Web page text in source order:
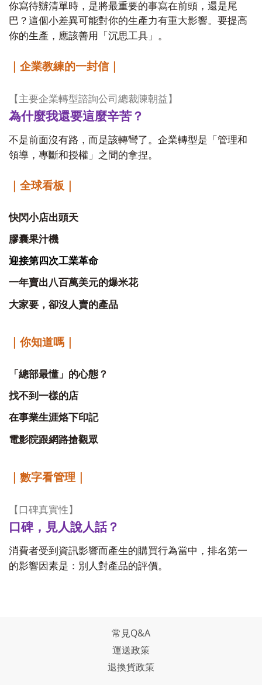
你寫待辦清單時，是將最重要的事寫在前頭，還是尾
巴？這個小差異可能對你的生產力有重大影響。要提高
你的生產，應該善用「沉思工具」。
｜企業教練的一封信｜
【主要企業轉型諮詢公司總裁陳朝益】
為什麼我還要這麼辛苦？
不是前面沒有路，而是該轉彎了。企業轉型是「管理和
領導，專斷和授權」之間的拿捏。
｜全球看板｜
快閃小店出頭天
膠囊果汁機
迎接第四次工業革命
一年賣出八百萬美元的爆米花
大家要，卻沒人賣的產品
｜你知道嗎｜
「總部最懂」的心態？
找不到一樣的店
在事業生涯烙下印記
電影院跟網路搶觀眾
｜數字看管理｜
【口碑真實性】
口碑，見人說人話？
消費者受到資訊影響而產生的購買行為當中，排名第一
的影響因素是：別人對產品的評價。
常見Q&A
運送政策
退換貨政策